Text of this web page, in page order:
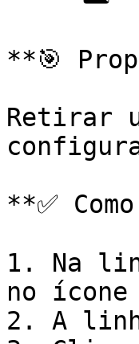
**🎯
Retirar
**✅
1. Na
no
2. A